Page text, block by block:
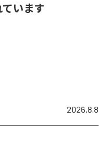
います
2026.8.8